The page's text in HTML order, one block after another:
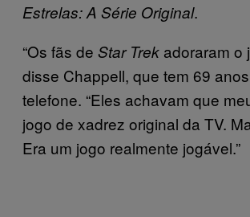
Estrelas: A Série Original.
“Os fãs de Star Trek adoraram o
disse Chappell, que tem 69
telefone. “Eles achavam que
jogo de xadrez original da TV.
Era um jogo realmente jogável.”